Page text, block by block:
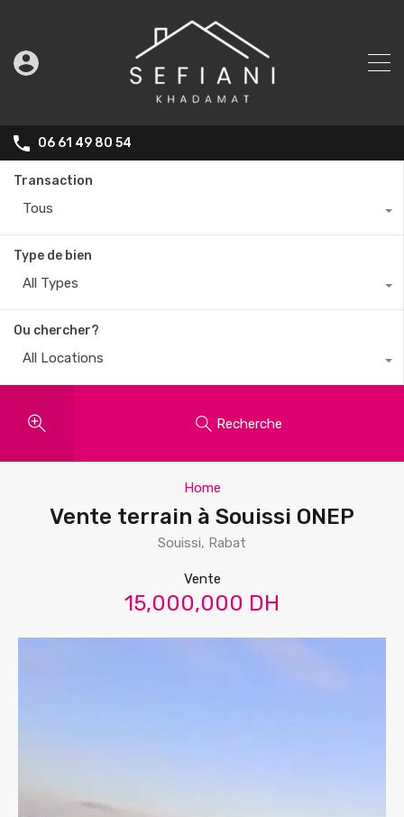
06 61 49 80 54
Transaction
Tous
Type de bien
All Types
Ou chercher?
All Locations
Recherche
Home
Vente terrain à Souissi ONEP
Souissi, Rabat
Vente
15,000,000 DH